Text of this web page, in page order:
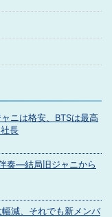
ニは格安、BTSは最高
長
奏―結局旧ジャニから
減、それでも新メンバ